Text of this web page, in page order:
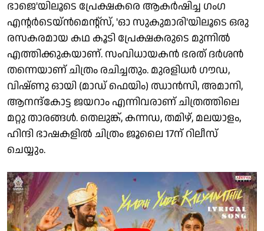
ഭാജെ'യിലൂടെ പ്രേക്ഷകരെ ആകർഷിച്ച ഗംഗ
എന്റർടെയ്‌ൻമെന്റ്‌സ്, 'ഓ സുകുമാരി'യിലൂടെ ഒരു
രസകരമായ കഥ കൂടി പ്രേക്ഷകരുടെ മുന്നിൽ
എത്തിക്കുകയാണ്. സംവിധായകൻ ഭരത് ദർശൻ
തന്നെയാണ് ചിത്രം രചിച്ചതും. മുരളിധർ ​ഗൗഡ,
വിഷ്ണു ഓയി (മാഡ് ഫെയിം) ഝാൻസി, അമാനി,
ആനന്ദ്കോട്ട ജയറാം എന്നിവരാണ് ചിത്രത്തിലെ
മറ്റു താരങ്ങൾ. തെലുങ്ക്, കന്നഡ, തമിഴ്, മലയാളം,
ഹിന്ദി ഭാഷകളിൽ ചിത്രം ജൂലൈ 17ന് റിലീസ്
ചെയ്യും.